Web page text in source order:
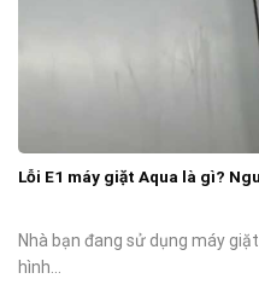
Lỗi E1 máy giặt Aqua là gì?
Nhà bạn đang sử dụng máy
hình...